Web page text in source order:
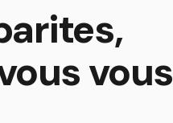
vous